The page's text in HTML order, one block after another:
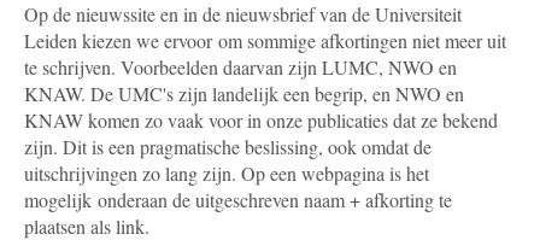
Op de nieuwssite en in de nieuwsbrief van de Universiteit
Leiden kiezen we ervoor om sommige afkortingen niet meer uit
te schrijven. Voorbeelden daarvan zijn LUMC, NWO en
KNAW. De UMC's zijn landelijk een begrip, en NWO en
KNAW komen zo vaak voor in onze publicaties dat ze bekend
zijn. Dit is een pragmatische beslissing, ook omdat de
uitschrijvingen zo lang zijn. Op een webpagina is het
mogelijk onderaan de uitgeschreven naam + afkorting te
plaatsen als link.